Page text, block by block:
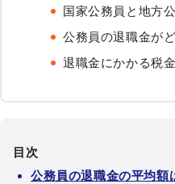
国家公務員と地方
公務員の退職金が
退職金にかかる税
目次
公務員の退職金の平均額